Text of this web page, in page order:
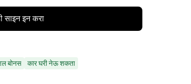
साइन इन करा
बोनस कार घरी नेऊ शकता